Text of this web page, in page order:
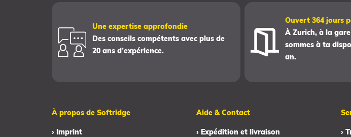
Une expertise approfondie
Des conseils compétents avec plus de
20 ans d’expérience.
Ouvert 364 jours
À Zurich, à la
sommes à ta
an.
À propos de Softridge
› Imprint
Aide & Contact
› Expédition et livraison
›